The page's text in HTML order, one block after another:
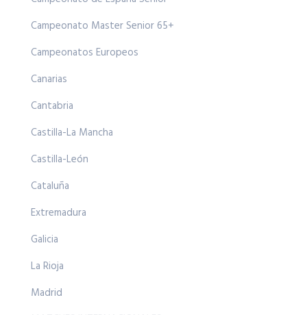
Campeonato Master Senior 65+
Campeonatos Europeos
Canarias
Cantabria
Castilla-La Mancha
Castilla-León
Cataluña
Extremadura
Galicia
La Rioja
Madrid